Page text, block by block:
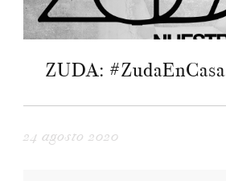
ZUDA: #ZudaEnCasa
24 agosto 2020